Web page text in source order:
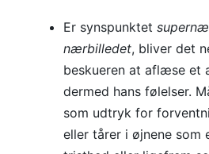
Er synspunktet
nærbilledet, bliver det
beskueren at aflæse et
dermed hans følelser.
som udtryk for
eller tårer i øjnene som